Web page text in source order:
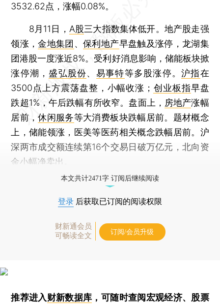
3532.62点，涨幅0.08%。
8月11日， A股三大指数集体低开。地产股走强
领涨，金地集团 、保利地产早盘触及涨停，龙湖集
团港股一度涨近8%。受利好消息影响，储能板块掀
涨停潮，盛弘股份、 易事特等多股涨停。沪指在
3500点上方震荡盘整，小幅收涨； 创业板指早盘
跌超1%，午后跌幅有所收窄。盘面上， 房地产涨幅
居前，休闲服务等大消费板块跌幅居前。题材概念
上，储能领涨，医美等医药相关概念跌幅居前。沪
深两市成交额连续第16个交易日破万亿元，北向资
金小幅净卖出。
本文共计2471字 订阅后继续阅读
登录 后获取已订阅的阅读权限
财新通会员
可畅读全文
订阅/会员升级
推荐进入财新数据库 ，可随时查阅宏观经济、股票